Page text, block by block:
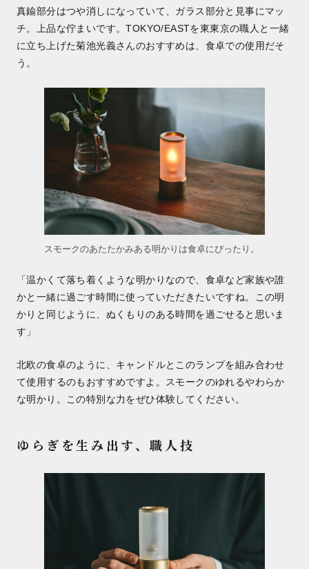
真鍮部分はつや消しになっていて、ガラス部分と見事にマッ
チ。上品な佇まいです。TOKYO/EASTを東東京の職人と一緒
に立ち上げた菊池光義さんのおすすめは、食卓での使用だそ
う。
スモークのあたたかみある明かりは食卓にぴったり。
「温かくて落ち着くような明かりなので、食卓など家族や誰
かと一緒に過ごす時間に使っていただきたいですね。この明
かりと同じように、ぬくもりのある時間を過ごせると思いま
す」
北欧の食卓のように、キャンドルとこのランプを組み合わせ
て使用するのもおすすめですよ。スモークのゆれるやわらか
な明かり。この特別な力をぜひ体験してください。
ゆらぎを生み出す、職人技